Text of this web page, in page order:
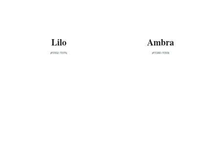
Lilo
(#13102 | 11375)
Ambra
(#17280 | 11359)